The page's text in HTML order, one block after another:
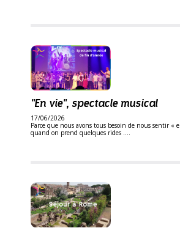
"En vie", spectacle musical
17/06/2026
Parce que nous avons tous besoin de nous sentir «
quand on prend quelques rides ….